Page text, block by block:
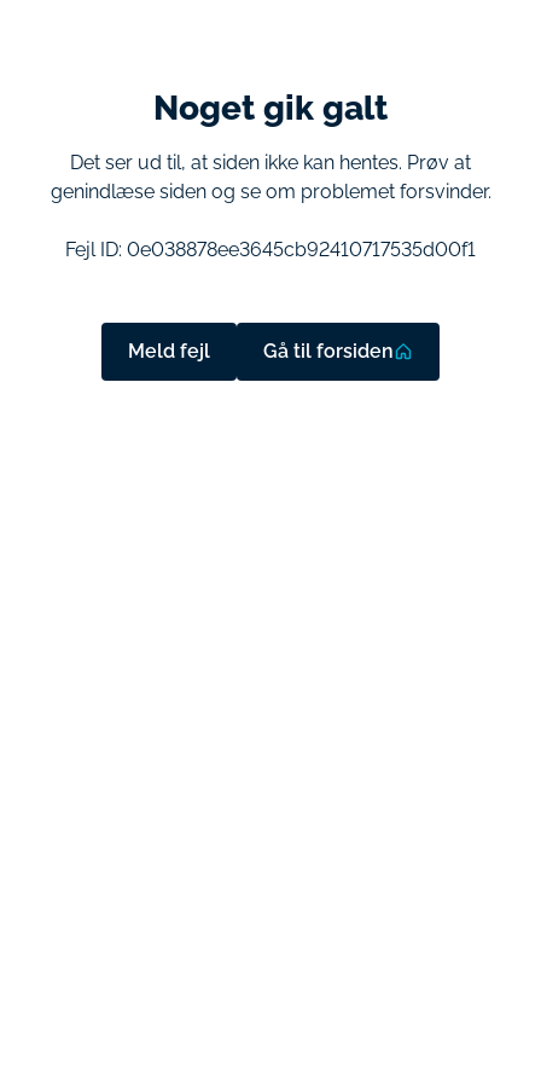
Noget gik galt
Det ser ud til, at siden ikke kan hentes. Prøv at
genindlæse siden og se om problemet forsvinder.
Fejl ID: 0e038878ee3645cb92410717535d00f1
Meld fejl Gå til forsiden